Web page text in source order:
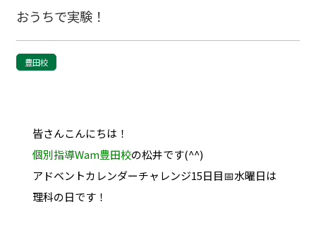
おうちで実験！
豊田校
皆さんこんにちは！
個別指導Wam豊田校の松井です(^^)
アドベントカレンダーチャレンジ15日目📅水曜日は
理科の日です！